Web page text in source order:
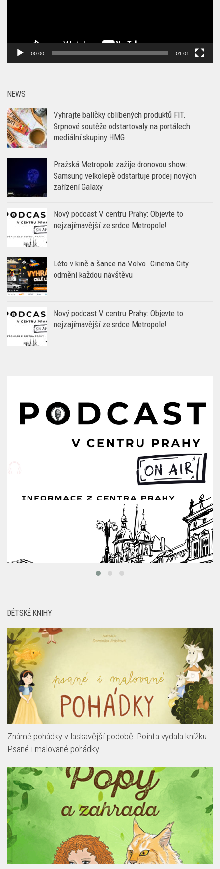
00:00 01:01
NEWS
Vyhrajte balíčky oblíbených produktů FIT.
Srpnové soutěže odstartovaly na portálech
mediální skupiny HMG
Pražská Metropole zažije dronovou show:
Samsung velkolepě odstartuje prodej nových
zařízení Galaxy
Nový podcast V centru Prahy: Objevte to
nejzajímavější ze srdce Metropole!
Léto v kině a šance na Volvo. Cinema City
odmění každou návštěvu
Nový podcast V centru Prahy: Objevte to
nejzajímavější ze srdce Metropole!
DÉTSKÉ KNIHY
Známé pohádky v laskavější podobě: Pointa vydala knížku
Psané i malované pohádky